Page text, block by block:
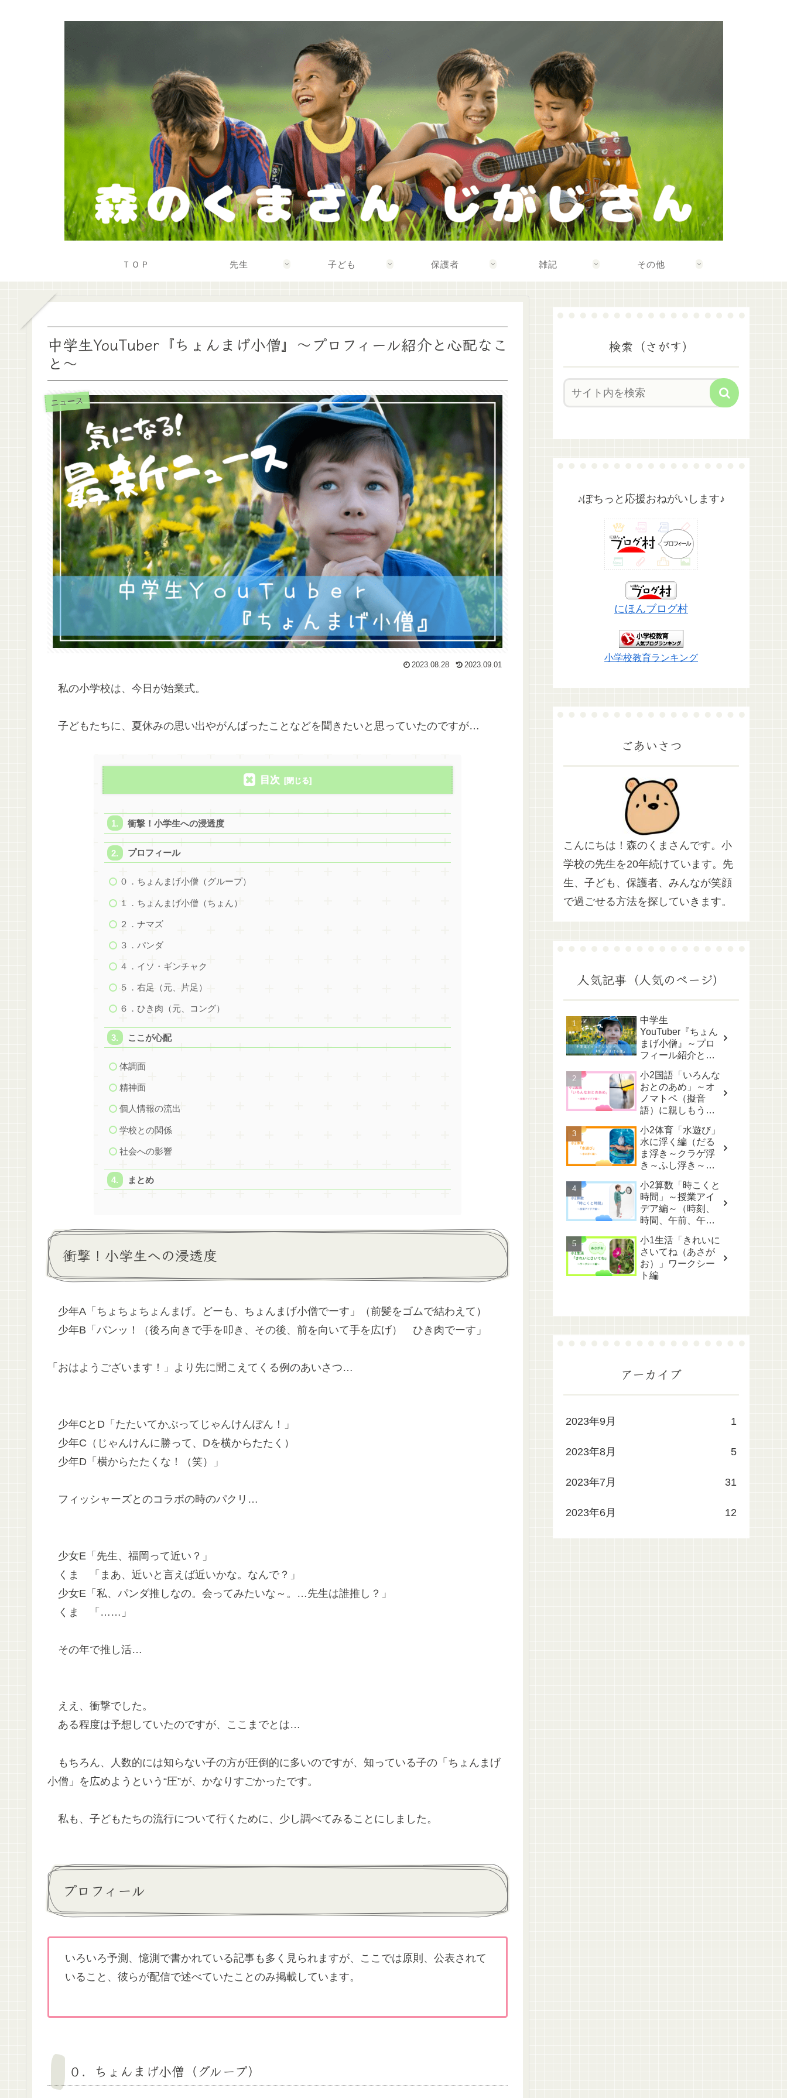
ＴＯＰ 先生 子ども 保護者 雑記 その他
中学生YouTuber『ちょんまげ小僧』～プロフィール紹介と心配なこ
と～
ニュース
2023.08.28 2023.09.01
私の小学校は、今日が始業式。
子どもたちに、夏休みの思い出やがんばったことなどを聞きたいと思っていたのですが…
目次
衝撃！小学生への浸透度
プロフィール
０．ちょんまげ小僧（グループ）
１．ちょんまげ小僧（ちょん）
２．ナマズ
３．パンダ
４．イソ・ギンチャク
５．右足（元、片足）
６．ひき肉（元、コング）
ここが心配
体調面
精神面
個人情報の流出
学校との関係
社会への影響
まとめ
衝撃！小学生への浸透度
少年A「ちょちょちょんまげ。どーも、ちょんまげ小僧でーす」（前髪をゴムで結わえて）
少年B「パンッ！（後ろ向きで手を叩き、その後、前を向いて手を広げ） ひき肉でーす」
「おはようございます！」より先に聞こえてくる例のあいさつ…
少年CとD「たたいてかぶってじゃんけんぽん！」
少年C（じゃんけんに勝って、Dを横からたたく）
少年D「横からたたくな！（笑）」
フィッシャーズとのコラボの時のパクリ…
少女E「先生、福岡って近い？」
くま 「まあ、近いと言えば近いかな。なんで？」
少女E「私、パンダ推しなの。会ってみたいな～。…先生は誰推し？」
くま 「……」
その年で推し活…
ええ、衝撃でした。
ある程度は予想していたのですが、ここまでとは…
もちろん、人数的には知らない子の方が圧倒的に多いのですが、知っている子の「ちょんまげ
小僧」を広めようという“圧”が、かなりすごかったです。
私も、子どもたちの流行について行くために、少し調べてみることにしました。
プロフィール
いろいろ予測、憶測で書かれている記事も多く見られますが、ここでは原則、公表されて
いること、彼らが配信で述べていたことのみ掲載しています。
０．ちょんまげ小僧（グループ）
検索（さがす）
♪ぽちっと応援おねがいします♪
にほんブログ村
小学校教育ランキング
ごあいさつ
こんにちは！森のくまさんです。小
学校の先生を20年続けています。先
生、子ども、保護者、みんなが笑顔
で過ごせる方法を探していきます。
人気記事（人気のページ）
中学生
YouTuber『ちょん
まげ小僧』～プロ
フィール紹介と心
小2国語「いろんな
おとのあめ」～オ
ノマトペ（擬音
語）に親しもう！
小2体育「水遊び」
水に浮く編（だる
ま浮き～クラゲ浮
き～ふし浮き～け
小2算数「時こくと
時間」～授業アイ
デア編～（時刻、
時間、午前、午
い！）
小1生活「きれいに
さいてね（あさが
お）」ワークシー
ト編
アーカイブ
2023年9月 1
2023年8月 5
2023年7月 31
2023年6月 12